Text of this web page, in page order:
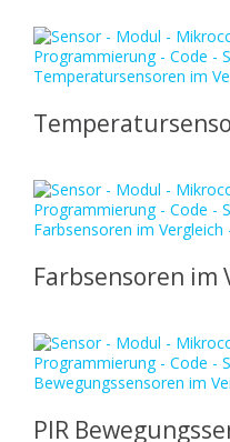
Farbsensoren im
PIR